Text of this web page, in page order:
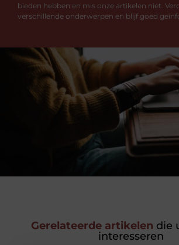
bieden hebben en mis onze artikelen niet.
verschillende onderwerpen en blijf goed
Gerelateerde artikelen die
interesseren